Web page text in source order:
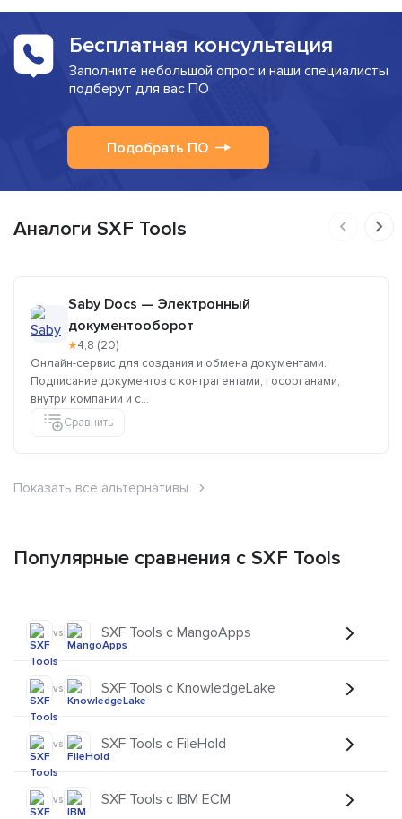
Бесплатная консультация
Заполните небольшой опрос и наши специалисты
подберут для вас ПО
Подобрать ПО
Аналоги SXF Tools
Saby Docs — Электронный
документооборот
★4,8 (20)
Онлайн-сервис для создания и обмена документами.
Подписание документов с контрагентами, госорганами,
внутри компании и c...
Сравнить
Показать все альтернативы
Популярные сравнения с SXF Tools
vs SXF Tools с MangoApps
vs SXF Tools с KnowledgeLake
vs SXF Tools с FileHold
vs SXF Tools с IBM ECM